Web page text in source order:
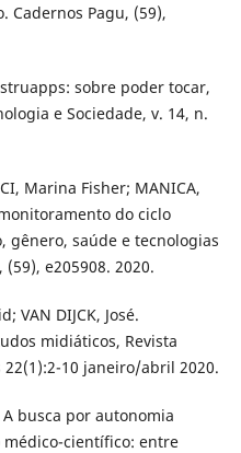
Cadernos Pagu, (59),
sobre poder tocar,
e Sociedade, v. 14, n.
Marina Fisher; MANICA,
do ciclo
gênero, saúde e tecnologias
e205908. 2020.
VAN DIJCK, José.
midiáticos, Revista
10 janeiro/abril 2020.
busca por autonomia
científico: entre